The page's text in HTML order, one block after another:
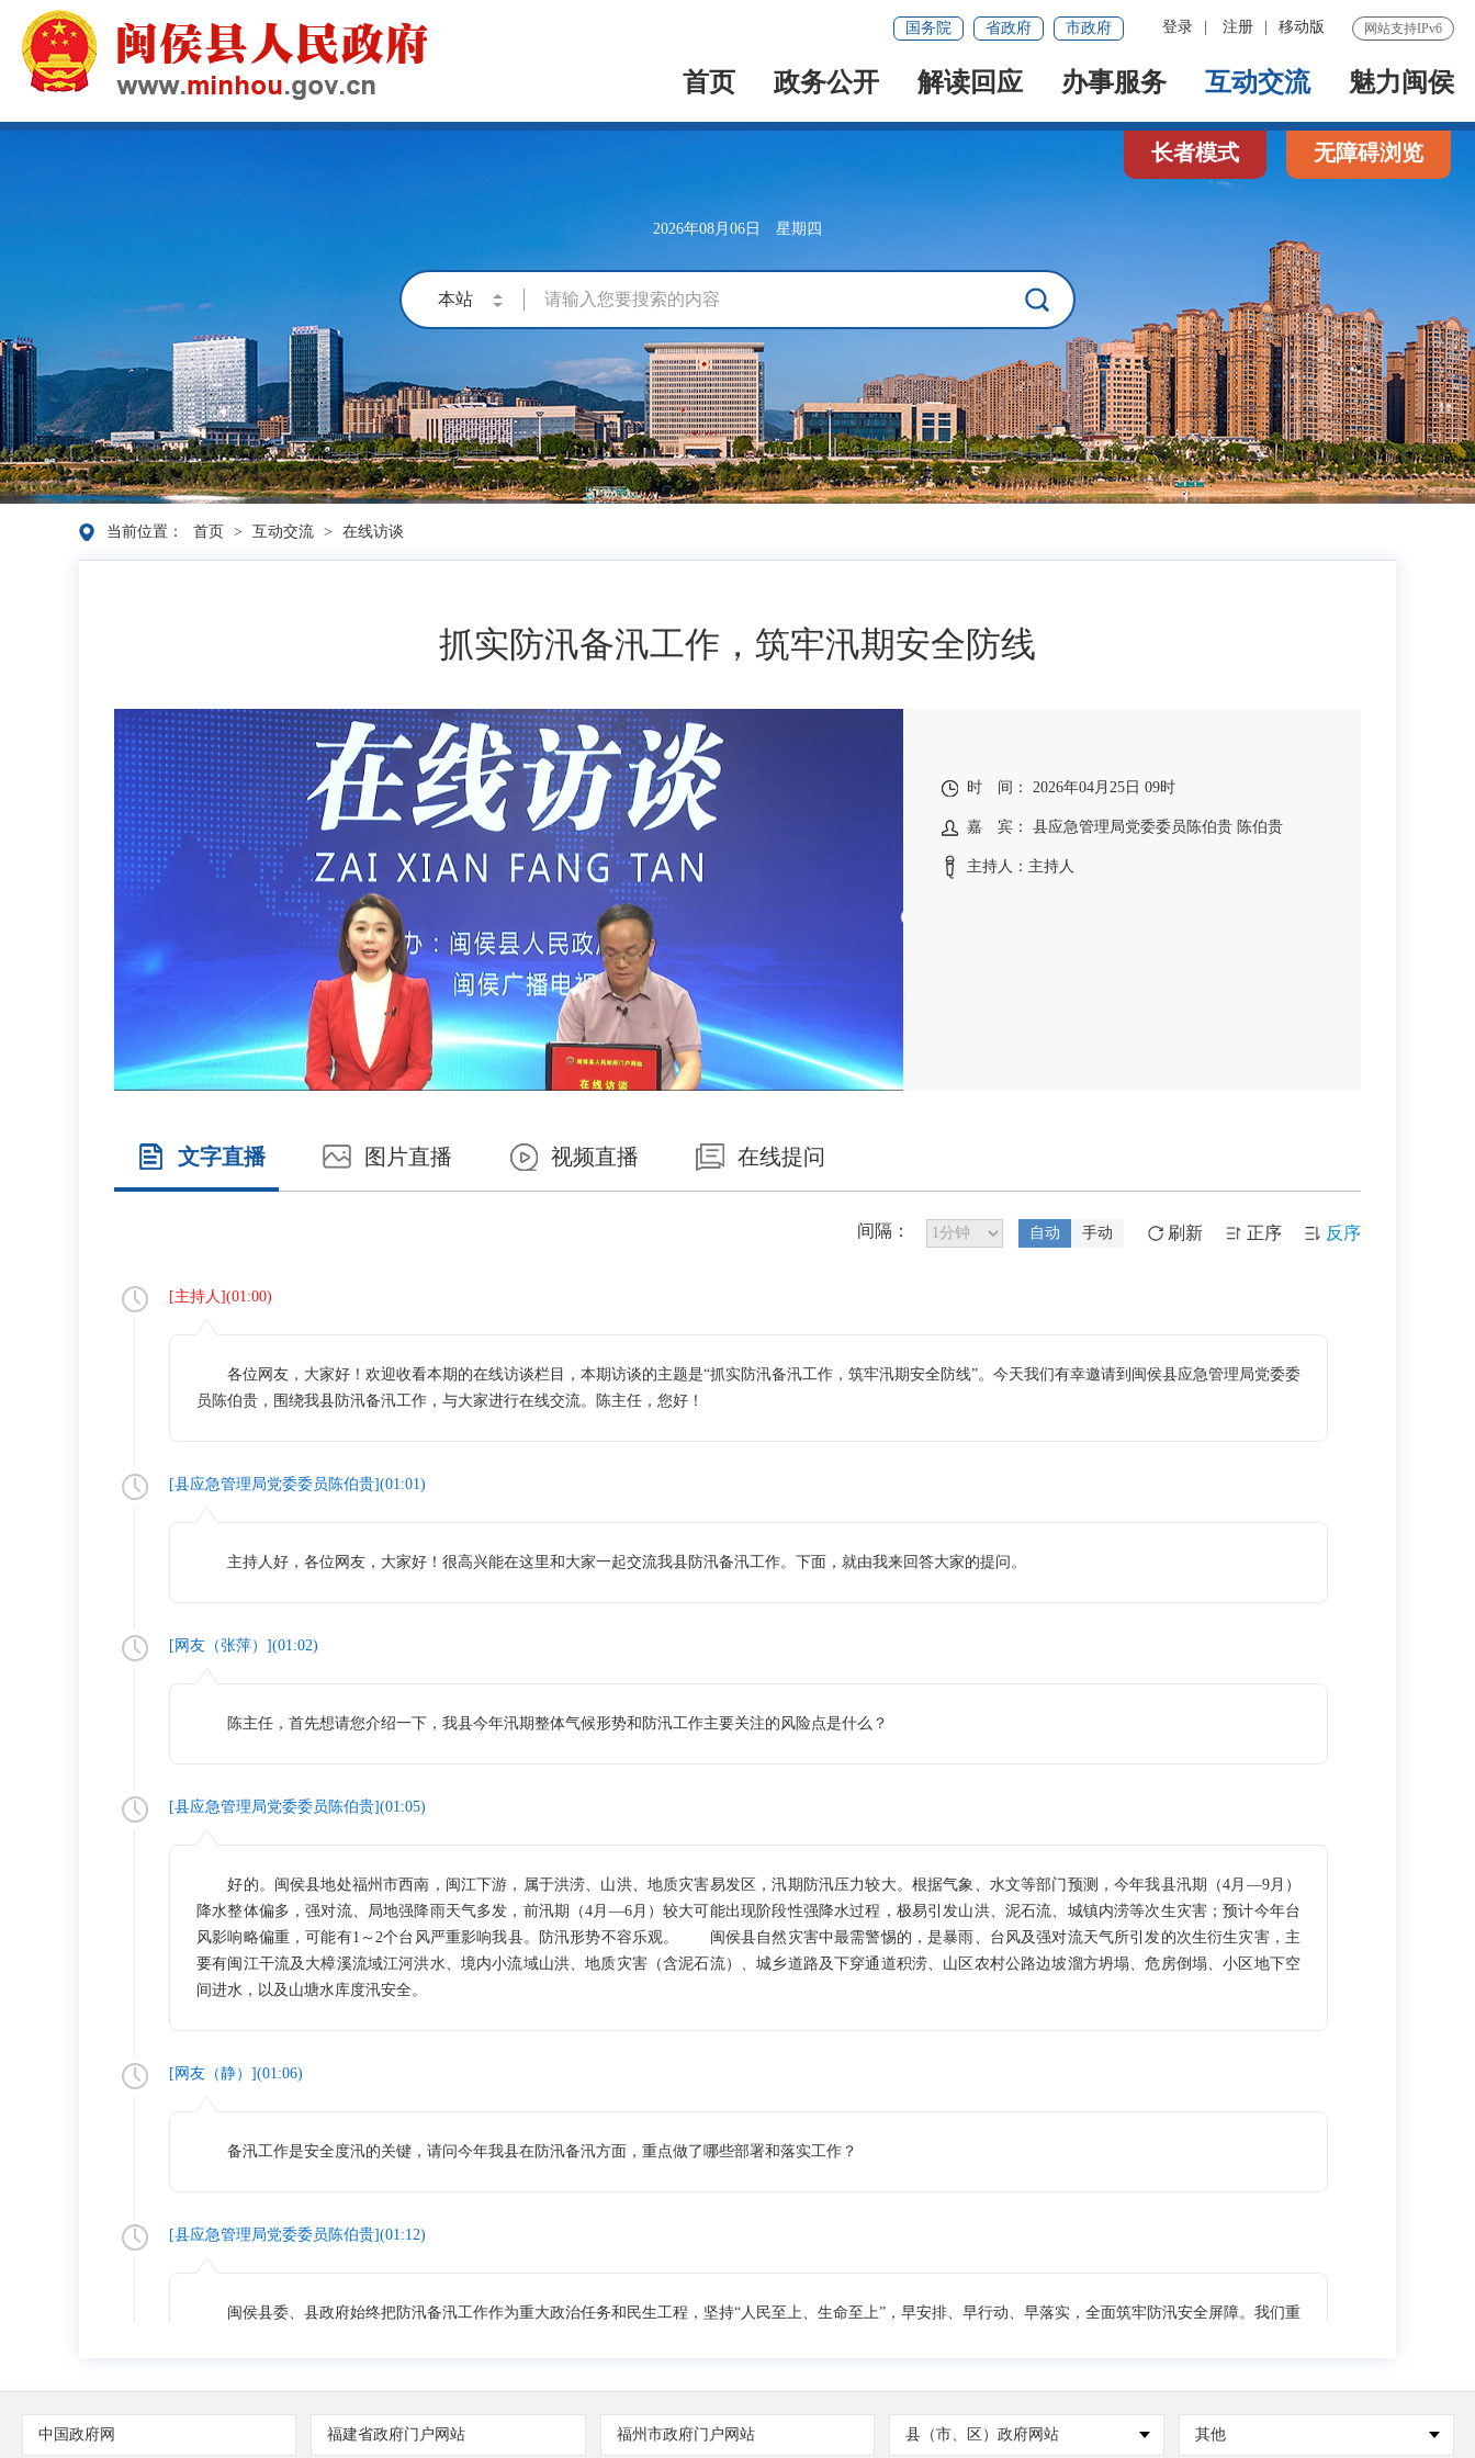
网站支持IPv6
登录 注册 移动版
国务院 省政府 市政府
首页 政务公开 解读回应 办事服务 互动交流 魅力闽侯
2026年08月06日 星期四
长者模式 无障碍浏览
当前位置： 首页 > 互动交流 > 在线访谈
抓实防汛备汛工作，筑牢汛期安全防线
时 间： 2026年04月25日 09时
嘉 宾： 县应急管理局党委委员陈伯贵 陈伯贵
主持人： 主持人
文字直播 图片直播 视频直播 在线提问
间隔： 自动 手动 刷新 正序 反序
[主持人 ](01:00)
各位网友，大家好！欢迎收看本期的在线访谈栏目，本期访谈的主题是“抓实防汛备汛工作，筑牢汛期安全防线”。今天我们有幸邀请到闽侯县应急管理局党委委
员陈伯贵，围绕我县防汛备汛工作，与大家进行在线交流。陈主任，您好！
[县应急管理局党委委员陈伯贵](01:01)
主持人好，各位网友，大家好！很高兴能在这里和大家一起交流我县防汛备汛工作。下面，就由我来回答大家的提问。
[网友（张萍）](01:02)
陈主任，首先想请您介绍一下，我县今年汛期整体气候形势和防汛工作主要关注的风险点是什么？
[县应急管理局党委委员陈伯贵](01:05)
好的。闽侯县地处福州市西南，闽江下游，属于洪涝、山洪、地质灾害易发区，汛期防汛压力较大。根据气象、水文等部门预测，今年我县汛期（4月—9月）
降水整体偏多，强对流、局地强降雨天气多发，前汛期（4月—6月）较大可能出现阶段性强降水过程，极易引发山洪、泥石流、城镇内涝等次生灾害；预计今年台
风影响略偏重，可能有1～2个台风严重影响我县。防汛形势不容乐观。 闽侯县自然灾害中最需警惕的，是暴雨、台风及强对流天气所引发的次生衍生灾害，主
要有闽江干流及大樟溪流域江河洪水、境内小流域山洪、地质灾害（含泥石流）、城乡道路及下穿通道积涝、山区农村公路边坡溜方坍塌、危房倒塌、小区地下空
间进水，以及山塘水库度汛安全。
[网友（静）](01:06)
备汛工作是安全度汛的关键，请问今年我县在防汛备汛方面，重点做了哪些部署和落实工作？
[县应急管理局党委委员陈伯贵](01:12)
闽侯县委、县政府始终把防汛备汛工作作为重大政治任务和民生工程，坚持“人民至上、生命至上”，早安排、早行动、早落实，全面筑牢防汛安全屏障。我们重
公里，可调用主要江河溪流、水库、水闸排涝站、城镇易涝点等视频图像信息。 二是修订完善应急预案。根据2025年防汛复盘及人员变动情况，细化优化应急
响应各项工作措施，明确部门职责、落实责任主体。目前，全县15个乡镇（街道）、343个行政村（社区）和县防指有关成员单位均已修订完善各类防汛防台风应急
预案并纳入福建省防汛防台抗旱指挥决策支持系统。 三是完善防汛物资储备。闽侯县现有祥谦、上街、甘蔗3个防汛物资仓库，储备大型排水车、水陆两栖车、
中国政府网 福建省政府门户网站 福州市政府门户网站 县（市、区）政府网站 其他